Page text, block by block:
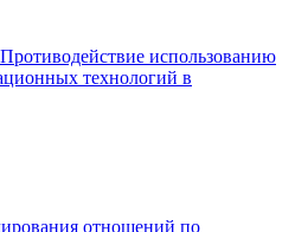
Противодействие использованию
технологий в